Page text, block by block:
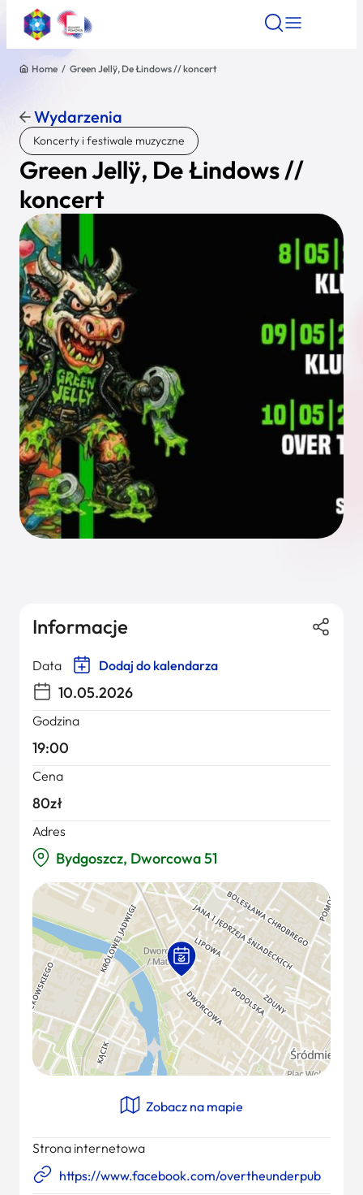
Znajdź atrakcję
Nazwa atrakcji
Miasto
Kategoria
Home / Green Jellÿ, De Łindows // koncert
Wydarzenia
Koncerty i festiwale muzyczne
Green Jellÿ, De Łindows //
koncert
Informacje
Data Dodaj do kalendarza
10.05.2026
Godzina
19:00
Cena
80zł
Adres
Bydgoszcz, Dworcowa 51
Zobacz na mapie
Strona internetowa
https://www.facebook.com/overtheunderpub